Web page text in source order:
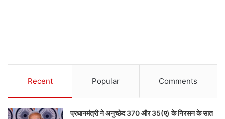
Recent Popular Comments
प्रधानमंत्री ने अनुच्छेद 370 और 35(ए) के निरसन के सात